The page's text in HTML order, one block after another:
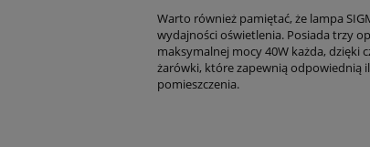
Warto również pamiętać, że lampa
wydajności oświetlenia. Posiada trzy
maksymalnej mocy 40W każda,
żarówki, które zapewnią odpowiednią
pomieszczenia.